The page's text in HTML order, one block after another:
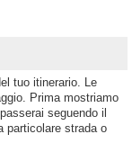
tuo itinerario. Le
Prima mostriamo
seguendo il
particolare strada o